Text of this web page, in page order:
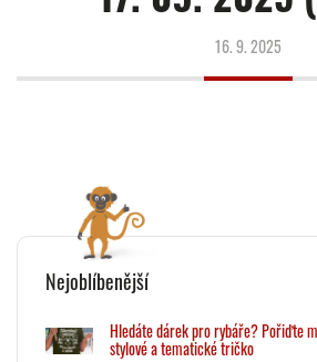
16. 9. 2025
Nejoblíbenější
Hledáte dárek pro rybáře? Pořiďte
stylové a tematické tričko